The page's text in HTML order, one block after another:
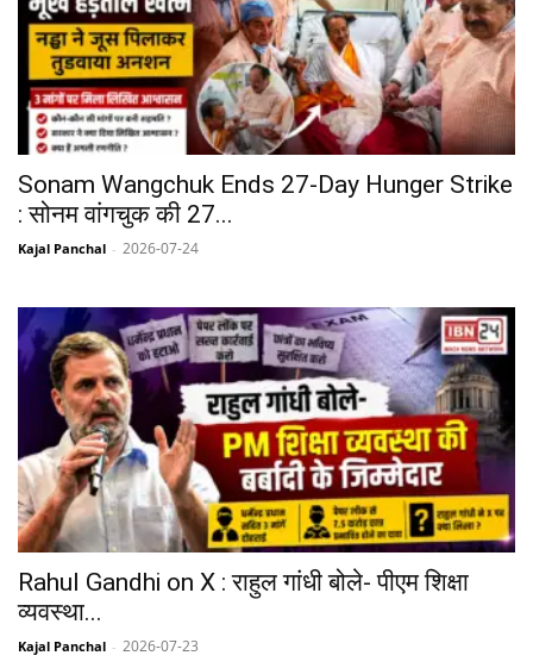
Sonam Wangchuk Ends 27-Day Hunger Strike
: सोनम वांगचुक की 27...
Kajal Panchal - 2026-07-24
Rahul Gandhi on X : राहुल गांधी बोले- पीएम शिक्षा
व्यवस्था...
Kajal Panchal - 2026-07-23